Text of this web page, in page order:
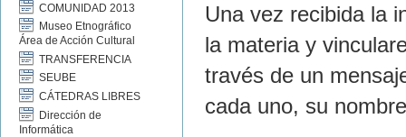
Una vez recibida la
la materia y
través de un
cada uno, su
COMUNIDAD 2013
Museo Etnográfico
Área de Acción Cultural
TRANSFERENCIA
SEUBE
CÁTEDRAS LIBRES
Dirección de
Informática